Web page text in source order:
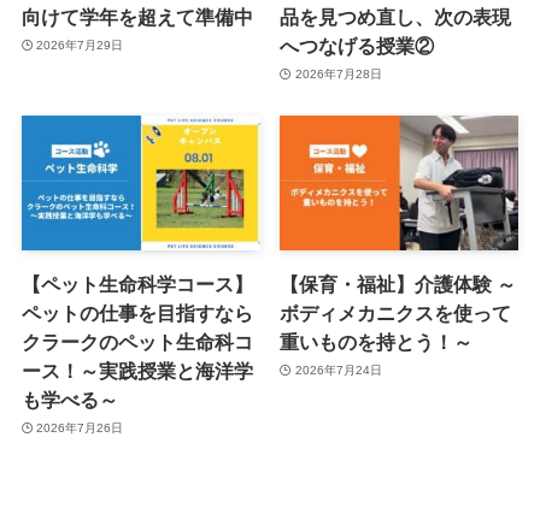
向けて学年を超えて準備中
2026年7月29日
品を見つめ直し、次の表現
へつなげる授業②
2026年7月28日
【ペット生命科学コース】
ペットの仕事を目指すなら
クラークのペット生命科コ
ース！～実践授業と海洋学
も学べる～
2026年7月26日
【保育・福祉】介護体験 ～
ボディメカニクスを使って
重いものを持とう！～
2026年7月24日